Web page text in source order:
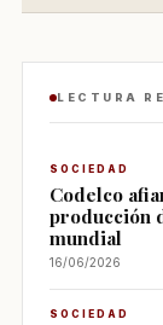
LECTURA
SOCIEDAD
Codelco
producción
mundial
16/06/2026
SOCIEDAD